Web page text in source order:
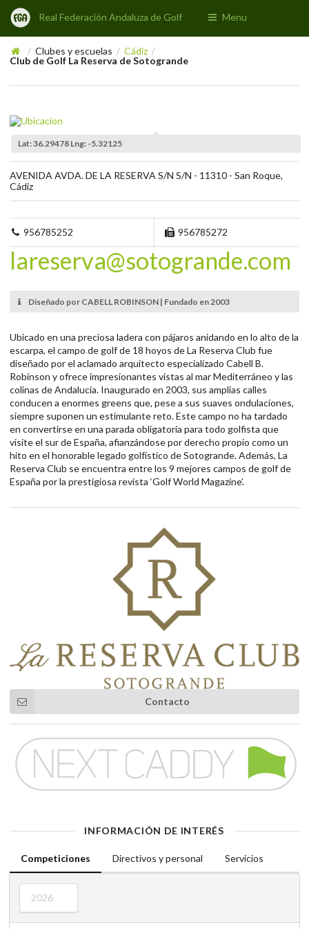
Real Federación Andaluza de Golf Menu
/ Clubes y escuelas / Cádiz /
Club de Golf La Reserva de Sotogrande
Lat: 36.29478 Lng: -5.32125
AVENIDA AVDA. DE LA RESERVA S/N S/N - 11310 - San Roque,
Cádiz
956785252 956785272
lareserva@sotogrande.com
Diseñado por CABELL ROBINSON | Fundado en 2003
Ubicado en una preciosa ladera con pájaros anidando en lo alto de la
escarpa, el campo de golf de 18 hoyos de La Reserva Club fue
diseñado por el aclamado arquitecto especializado Cabell B.
Robinson y ofrece impresionantes vistas al mar Mediterráneo y las
colinas de Andalucía. Inaugurado en 2003, sus amplias calles
conducen a enormes greens que, pese a sus suaves ondulaciones,
siempre suponen un estimulante reto. Este campo no ha tardado
en convertirse en una parada obligatoria para todo golfista que
visite el sur de España, afianzándose por derecho propio como un
hito en el honorable legado golfístico de Sotogrande. Además, La
Reserva Club se encuentra entre los 9 mejores campos de golf de
España por la prestigiosa revista ‘Golf World Magazine’.
Contacto
INFORMACIÓN DE INTERÉS
Competiciones Directivos y personal Servicios
2026